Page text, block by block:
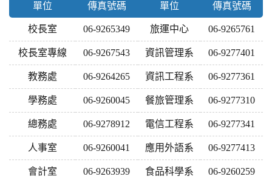
單位 傳真號碼 單位 傳真號碼
校長室 06-9265349 旅運中心 06-9265761
校長室專線 06-9267543 資訊管理系 06-9277401
教務處 06-9264265 資訊工程系 06-9277361
學務處 06-9260045 餐旅管理系 06-9277310
總務處 06-9278912 電信工程系 06-9277341
人事室 06-9260041 應用外語系 06-9277413
會計室 06-9263939 食品科學系 06-9260259